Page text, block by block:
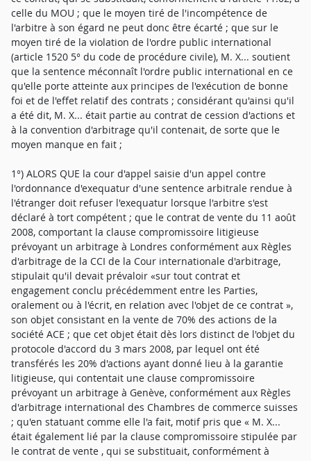
celle du MOU ; que le moyen tiré de l'incompétence de
l'arbitre à son égard ne peut donc être écarté ; que sur le
moyen tiré de la violation de l'ordre public international
(article 1520 5° du code de procédure civile), M. X... soutient
que la sentence méconnaît l'ordre public international en ce
qu'elle porte atteinte aux principes de l'exécution de bonne
foi et de l'effet relatif des contrats ; considérant qu'ainsi qu'il
a été dit, M. X... était partie au contrat de cession d'actions et
à la convention d'arbitrage qu'il contenait, de sorte que le
moyen manque en fait ;
1°) ALORS QUE la cour d'appel saisie d'un appel contre
l'ordonnance d'exequatur d'une sentence arbitrale rendue à
l'étranger doit refuser l'exequatur lorsque l'arbitre s'est
déclaré à tort compétent ; que le contrat de vente du 11 août
2008, comportant la clause compromissoire litigieuse
prévoyant un arbitrage à Londres conformément aux Règles
d'arbitrage de la CCI de la Cour internationale d'arbitrage,
stipulait qu'il devait prévaloir «sur tout contrat et
engagement conclu précédemment entre les Parties,
oralement ou à l'écrit, en relation avec l'objet de ce contrat »,
son objet consistant en la vente de 70% des actions de la
société ACE ; que cet objet était dès lors distinct de l'objet du
protocole d'accord du 3 mars 2008, par lequel ont été
transférés les 20% d'actions ayant donné lieu à la garantie
litigieuse, qui contentait une clause compromissoire
prévoyant un arbitrage à Genève, conformément aux Règles
d'arbitrage international des Chambres de commerce suisses
; qu'en statuant comme elle l'a fait, motif pris que « M. X...
était également lié par la clause compromissoire stipulée par
le contrat de vente , qui se substituait, conformément à